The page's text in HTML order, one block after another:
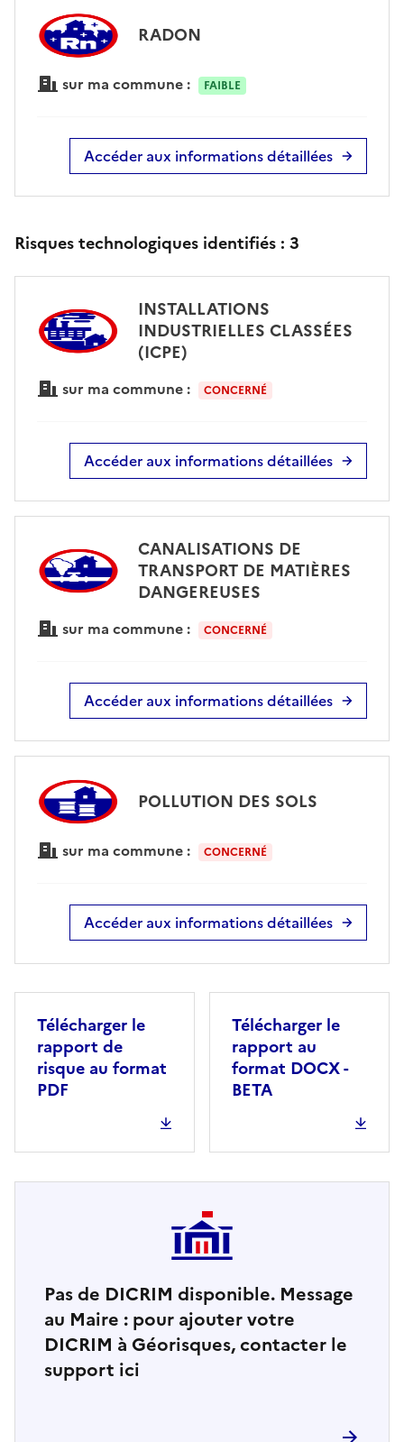
RADON
sur ma commune : FAIBLE
Accéder aux informations détaillées
Risques technologiques identifiés : 3
INSTALLATIONS
INDUSTRIELLES CLASSÉES
(ICPE)
sur ma commune : CONCERNÉ
Accéder aux informations détaillées
CANALISATIONS DE
TRANSPORT DE MATIÈRES
DANGEREUSES
sur ma commune : CONCERNÉ
Accéder aux informations détaillées
POLLUTION DES SOLS
sur ma commune : CONCERNÉ
Accéder aux informations détaillées
Télécharger le
rapport de
risque au format
PDF
Télécharger le
rapport au
format DOCX -
BETA
Pas de DICRIM disponible. Message
au Maire : pour ajouter votre
DICRIM à Géorisques, contacter le
support ici